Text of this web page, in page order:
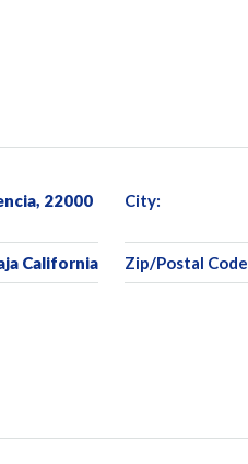
22000
City:
California Zip/Postal